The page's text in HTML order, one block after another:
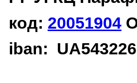
код: 20051904
iban: